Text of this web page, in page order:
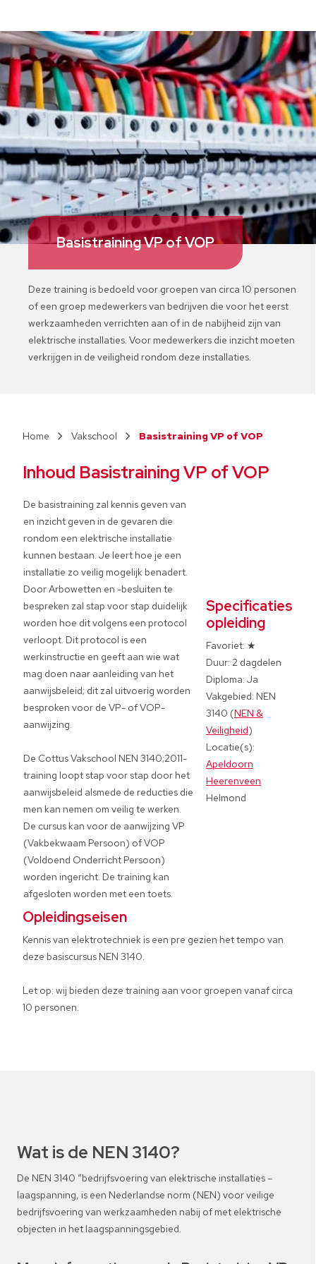
Basistraining VP of VOP
Deze training is bedoeld voor groepen van circa 10 personen
of een groep medewerkers van bedrijven die voor het eerst
werkzaamheden verrichten aan of in de nabijheid zijn van
elektrische installaties. Voor medewerkers die inzicht moeten
verkrijgen in de veiligheid rondom deze installaties.
Vakschool Basistraining VP of VOP
Inhoud Basistraining VP of VOP
De basistraining zal kennis geven van
en inzicht geven in de gevaren die
rondom een elektrische installatie
kunnen bestaan. Je leert hoe je een
installatie zo veilig mogelijk benadert.
Door Arbowetten en -besluiten te
bespreken zal stap voor stap duidelijk
worden hoe dit volgens een protocol
verloopt. Dit protocol is een
werkinstructie en geeft aan wie wat
mag doen naar aanleiding van het
aanwijsbeleid; dit zal uitvoerig worden
besproken voor de VP- of VOP-
aanwijzing.
De Cottus Vakschool NEN 3140;2011-
training loopt stap voor stap door het
aanwijsbeleid alsmede de reducties die
men kan nemen om veilig te werken.
De cursus kan voor de aanwijzing VP
(Vakbekwaam Persoon) of VOP
(Voldoend Onderricht Persoon)
worden ingericht. De training kan
afgesloten worden met een toets.
Specificaties
opleiding
Favoriet: ★
Duur: 2 dagdelen
Diploma: Ja
Vakgebied: NEN
3140 (NEN &
Veiligheid)
Locatie(s):
Apeldoorn
Heerenveen
Helmond
Opleidingseisen
Kennis van elektrotechniek is een pre gezien het tempo van
deze basiscursus NEN 3140.
Let op: wij bieden deze training aan voor groepen vanaf circa
10 personen.
Wat is de NEN 3140?
De NEN 3140 “bedrijfsvoering van elektrische installaties –
laagspanning, is een Nederlandse norm (NEN) voor veilige
bedrijfsvoering van werkzaamheden nabij of met elektrische
objecten in het laagspanningsgebied.